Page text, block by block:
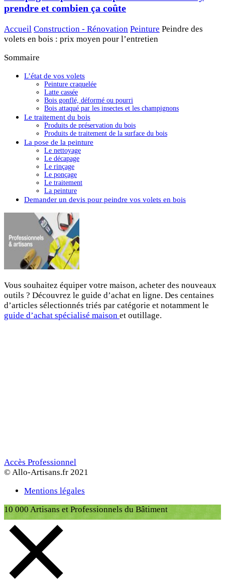
prendre et combien ça coûte
Accueil Construction - Rénovation Peinture Peindre des
volets en bois : prix moyen pour l’entretien
Sommaire
L’état de vos volets
Peinture craquelée
Latte cassée
Bois gonflé, déformé ou pourri
Bois attaqué par les insectes et les champignons
Le traitement du bois
Produits de préservation du bois
Produits de traitement de la surface du bois
La pose de la peinture
Le nettoyage
Le décapage
Le rinçage
Le ponçage
Le traitement
La peinture
Demander un devis pour peindre vos volets en bois
Vous souhaitez équiper votre maison, acheter des nouveaux
outils ? Découvrez le guide d’achat en ligne. Des centaines
d’articles sélectionnés triés par catégorie et notamment le
guide d’achat spécialisé maison et outillage.
Accès Professionnel
© Allo-Artisans.fr 2021
Mentions légales
10 000 Artisans et Professionnels du Bâtiment